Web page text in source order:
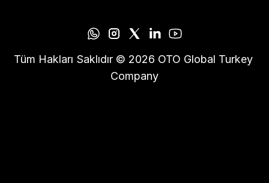
Tüm Hakları Saklıdır © 2026 OTO Global Turkey
Company